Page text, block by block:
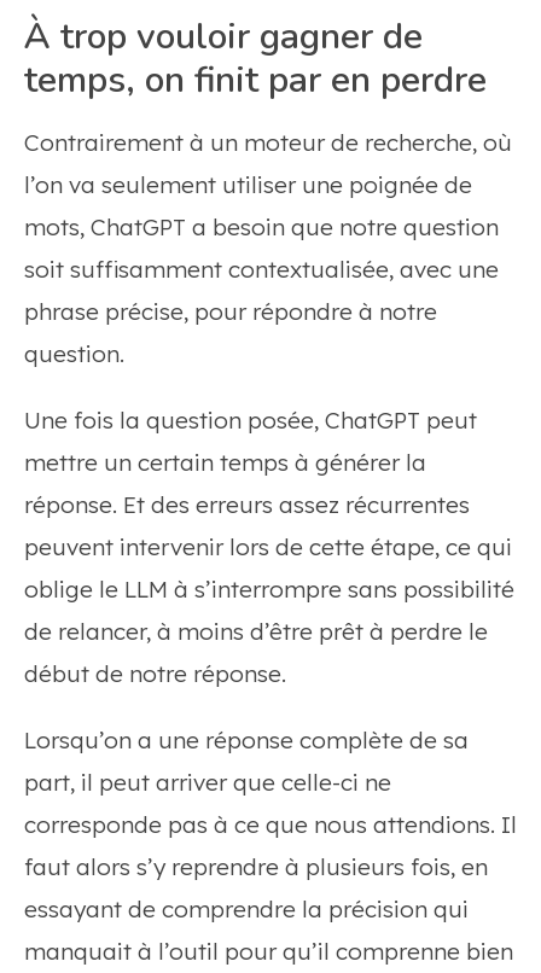
À trop vouloir gagner de
temps, on finit par en perdre
Contrairement à un moteur de recherche, où
l’on va seulement utiliser une poignée de
mots, ChatGPT a besoin que notre question
soit suffisamment contextualisée, avec une
phrase précise, pour répondre à notre
question.
Une fois la question posée, ChatGPT peut
mettre un certain temps à générer la
réponse. Et des erreurs assez récurrentes
peuvent intervenir lors de cette étape, ce qui
oblige le LLM à s’interrompre sans possibilité
de relancer, à moins d’être prêt à perdre le
début de notre réponse.
Lorsqu’on a une réponse complète de sa
part, il peut arriver que celle-ci ne
corresponde pas à ce que nous attendions. Il
faut alors s’y reprendre à plusieurs fois, en
essayant de comprendre la précision qui
manquait à l’outil pour qu’il comprenne bien